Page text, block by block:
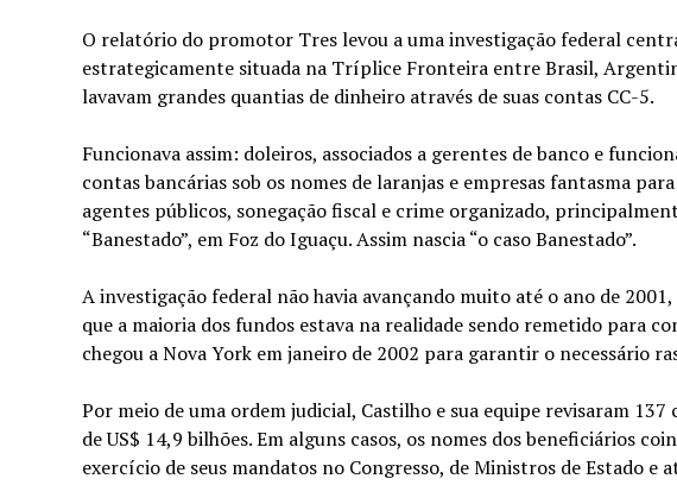
O relatório do promotor Tres levou a uma investigação federal
estrategicamente situada na Tríplice Fronteira entre Brasil,
lavavam grandes quantias de dinheiro através de suas contas CC-5.
Funcionava assim: doleiros, associados a gerentes de banco e
contas bancárias sob os nomes de laranjas e empresas fantasma
agentes públicos, sonegação fiscal e crime organizado,
“Banestado”, em Foz do Iguaçu. Assim nascia “o caso Banestado”.
A investigação federal não havia avançando muito até o ano de
que a maioria dos fundos estava na realidade sendo remetido para
chegou a Nova York em janeiro de 2002 para garantir o necessário
Por meio de uma ordem judicial, Castilho e sua equipe revisaram
de US$ 14,9 bilhões. Em alguns casos, os nomes dos beneficiários
exercício de seus mandatos no Congresso, de Ministros de Estado e